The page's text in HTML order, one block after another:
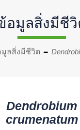
อมูลสิ่งมีชี
ลสิ่งมีชีวิต
Dendrobium
crumenatum